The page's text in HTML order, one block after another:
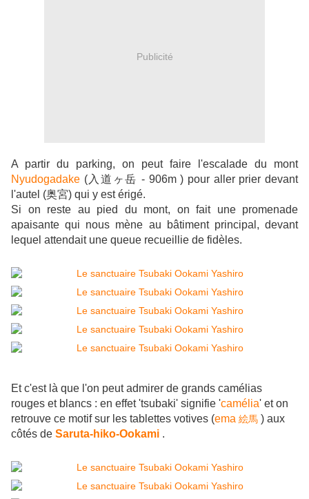
Publicité
A partir du parking, on peut faire l'escalade du mont
Nyudogadake (入道ヶ岳 - 906m ) pour aller prier devant
l'autel (奥宮) qui y est érigé.
Si on reste au pied du mont, on fait une promenade
apaisante qui nous mène au bâtiment principal, devant
lequel attendait une queue recueillie de fidèles.
Et c'est là que l'on peut admirer de grands camélias
rouges et blancs : en effet 'tsubaki' signifie 'camélia' et on
retrouve ce motif sur les tablettes votives (ema 絵馬 ) aux
côtés de Saruta-hiko-Ookami .